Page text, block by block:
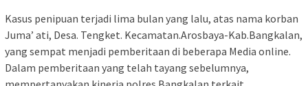
Kasus penipuan terjadi lima bulan yang lalu, atas nama korban
Juma’ ati, Desa. Tengket. Kecamatan.Arosbaya-Kab.Bangkalan,
yang sempat menjadi pemberitaan di beberapa Media online.
Dalam pemberitaan yang telah tayang sebelumnya,